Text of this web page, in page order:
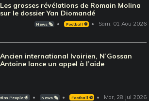
Les grosses révélations de Romain Molina
sur le dossier Yan Diomandé
News 🗞️ Football ⚽️ Sam, 01 Aou 2026
Ancien international Ivoirien, N’Gossan
Antoine lance un appel à l’aide
People 🌟 News 🗞️ Football ⚽️ Mar, 28 Jul 2026